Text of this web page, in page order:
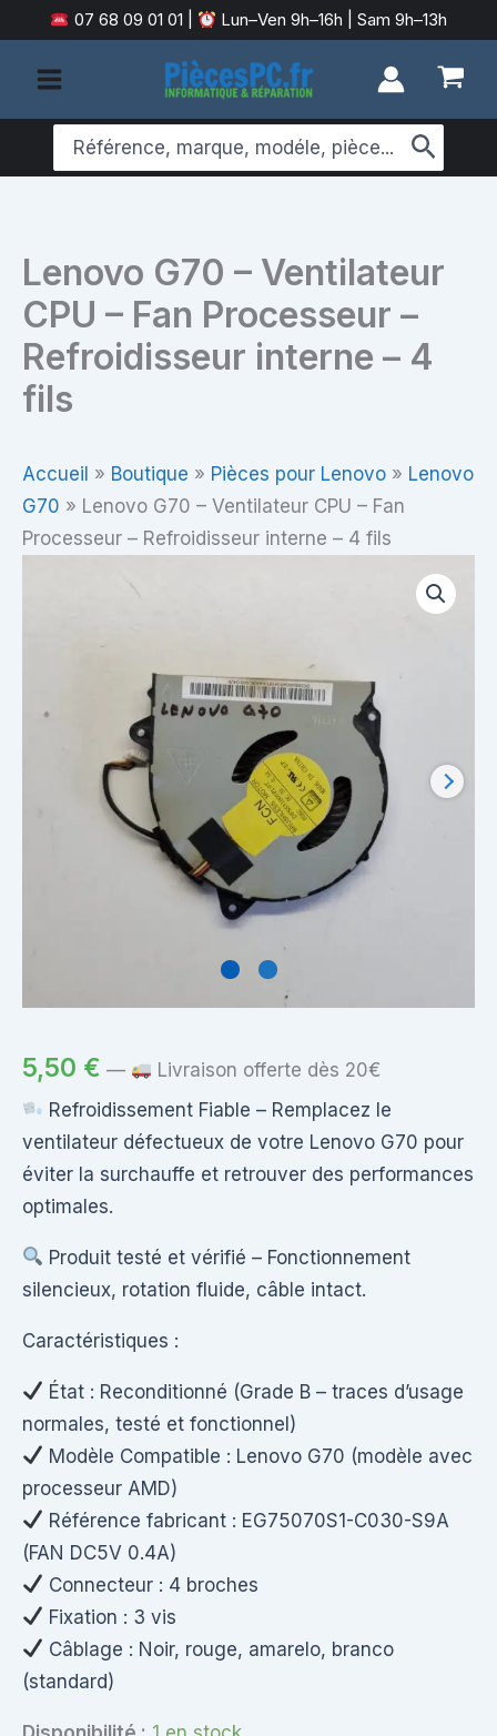
au
contenu
07 68 09 01 01 Lun–Ven 9h–16h | Sam 9h–13h
Search
for:
Lenovo G70 – Ventilateur
CPU – Fan Processeur –
Refroidisseur interne – 4
fils
Accueil » Boutique » Pièces pour Lenovo » Lenovo
G70 » Lenovo G70 – Ventilateur CPU – Fan
Processeur – Refroidisseur interne – 4 fils
5,50 € —
Livraison offerte dès 20€
Refroidissement Fiable – Remplacez le
ventilateur défectueux de votre Lenovo G70 pour
éviter la surchauffe et retrouver des performances
optimales.
Produit testé et vérifié – Fonctionnement
silencieux, rotation fluide, câble intact.
Caractéristiques :
État : Reconditionné (Grade B – traces d’usage
normales, testé et fonctionnel)
Modèle Compatible : Lenovo G70 (modèle avec
processeur AMD)
Référence fabricant : EG75070S1-C030-S9A
(FAN DC5V 0.4A)
Connecteur : 4 broches
Fixation : 3 vis
Câblage : Noir, rouge, amarelo, branco
(standard)